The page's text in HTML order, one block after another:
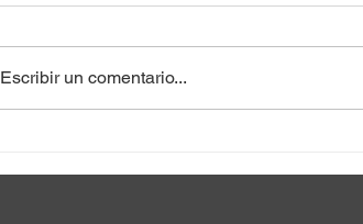
rescatado del olvido [de Haití]
Escribir un comentario...